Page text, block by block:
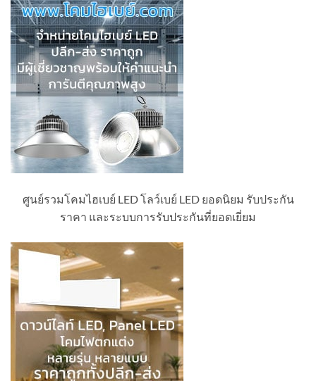
ศูนย์รวมโคมไฮเบย์ LED โลว์เบย์ LED ยอดนิยม รับประกัน
ราคา และระบบการรับประกันที่ยอดเยี่ยม